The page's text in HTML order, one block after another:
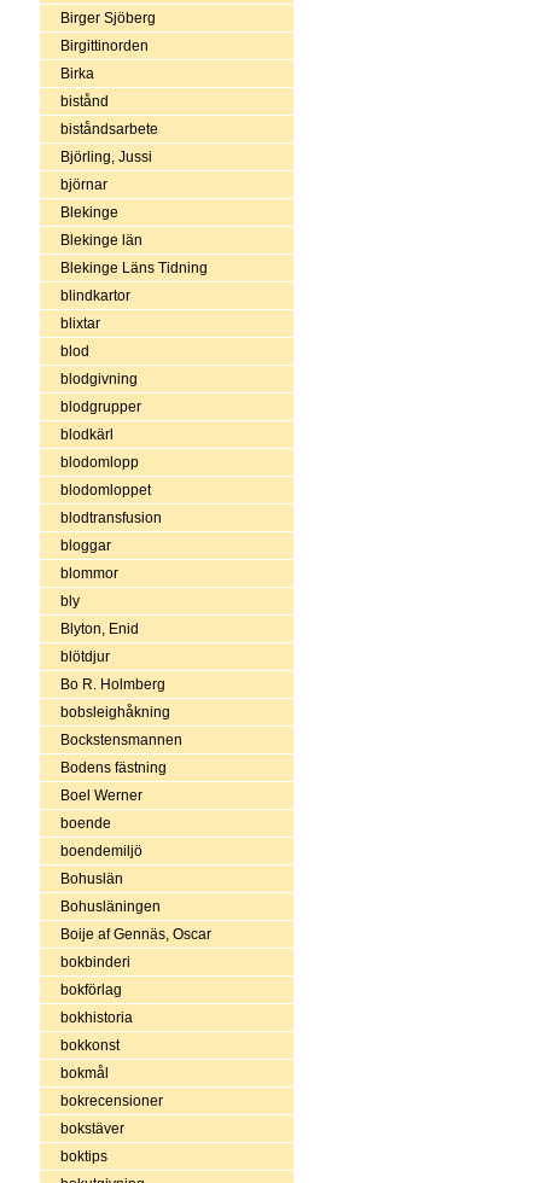
Birger Sjöberg
Birgittinorden
Birka
bistånd
biståndsarbete
Björling, Jussi
björnar
Blekinge
Blekinge län
Blekinge Läns Tidning
blindkartor
blixtar
blod
blodgivning
blodgrupper
blodkärl
blodomlopp
blodomloppet
blodtransfusion
bloggar
blommor
bly
Blyton, Enid
blötdjur
Bo R. Holmberg
bobsleighåkning
Bockstensmannen
Bodens fästning
Boel Werner
boende
boendemiljö
Bohuslän
Bohusläningen
Boije af Gennäs, Oscar
bokbinderi
bokförlag
bokhistoria
bokkonst
bokmål
bokrecensioner
bokstäver
boktips